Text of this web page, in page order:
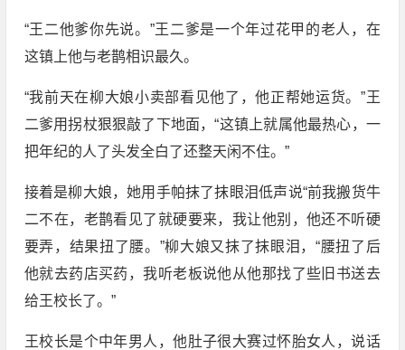
“王二他爹你先说。”王二爹是一个年过花甲的老人，在
这镇上他与老鹊相识最久。
“我前天在柳大娘小卖部看见他了，他正帮她运货。”王
二爹用拐杖狠狠敲了下地面，“这镇上就属他最热心，一
把年纪的人了头发全白了还整天闲不住。”
接着是柳大娘，她用手帕抹了抹眼泪低声说“前我搬货牛
二不在，老鹊看见了就硬要来，我让他别，他还不听硬
要弄，结果扭了腰。”柳大娘又抹了抹眼泪，“腰扭了后
他就去药店买药，我听老板说他从他那找了些旧书送去
给王校长了。”
王校长是个中年男人，他肚子很大赛过怀胎女人，说话